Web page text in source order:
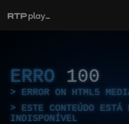
ERRO 100
ERROR ON HTML5
ESTE CONTEÚDO ESTÁ
INDISPONÍVEL